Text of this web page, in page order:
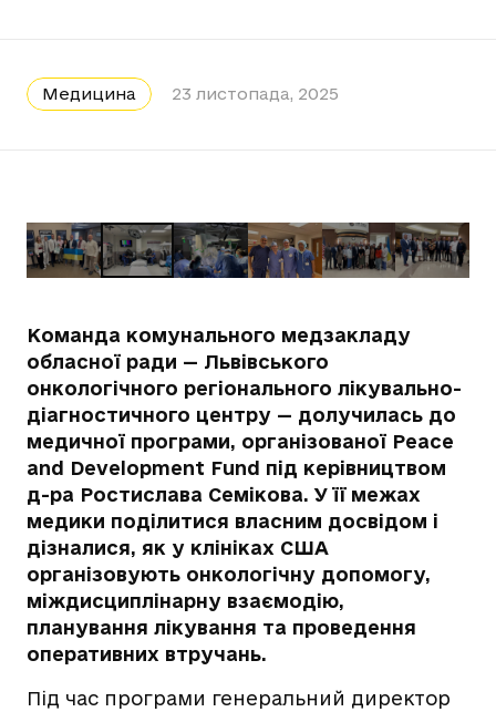
Медицина 23 листопада, 2025
Команда комунального медзакладу
обласної ради — Львівського
онкологічного регіонального лікувально-
діагностичного центру — долучилась до
медичної програми, організованої Peace
and Development Fund під керівництвом
д-ра Ростислава Семікова. У її межах
медики поділитися власним досвідом і
дізналися, як у клініках США
організовують онкологічну допомогу,
міждисциплінарну взаємодію,
планування лікування та проведення
оперативних втручань.
Під час програми генеральний директор